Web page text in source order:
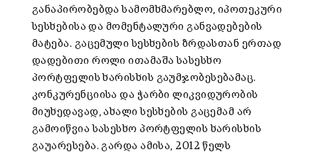
განაპირობებდა სამომხმარებლო, იპოთეკური
სესხებისა და მომენტალური განვადებების
მატება. გაცემული სესხების ზრდასთან ერთად
დადებითი როლი ითამაშა სასესხო
პორტფელის ხარისხის გაუმჯობესებამაც.
კონკურენციისა და ჭარბი ლიკვიდურობის
მიუხედავად, ახალი სესხების გაცემამ არ
გამოიწვია სასესხო პორტფელის ხარისხის
გაუარესება. გარდა ამისა, 2012 წელს